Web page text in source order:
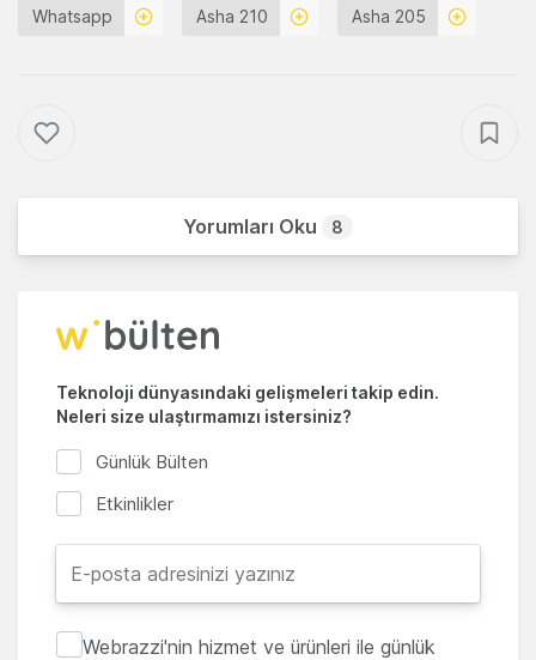
Whatsapp Asha 210 Asha 205
Yorumları Oku 8
Teknoloji dünyasındaki gelişmeleri takip edin.
Neleri size ulaştırmamızı istersiniz?
Günlük Bülten
Etkinlikler
Webrazzi'nin hizmet ve ürünleri ile günlük